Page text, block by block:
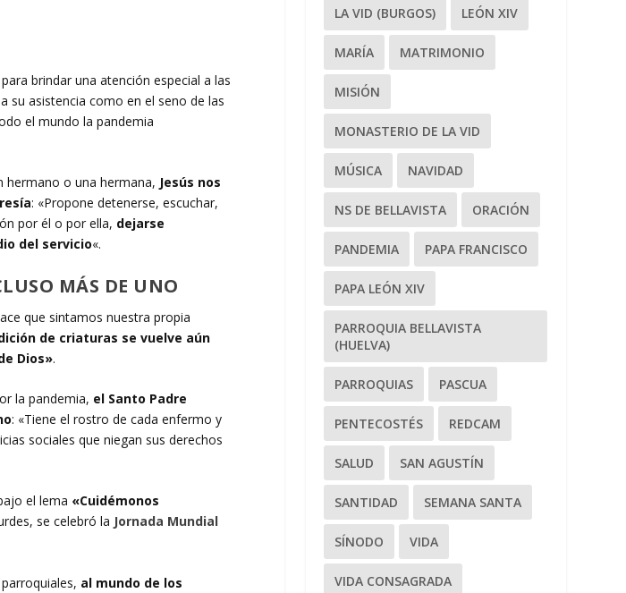
para brindar una atención especial a las
su asistencia como en el seno de las
el mundo la pandemia
hermano o una hermana, Jesús nos
: «Propone detenerse, escuchar,
por él o por ella, dejarse
del servicio«.
MÁS DE UNO
que sintamos nuestra propia
de criaturas se vuelve aún
Dios».
la pandemia, el Santo Padre
: «Tiene el rostro de cada enfermo y
sociales que niegan sus derechos
el lema «Cuidémonos
se celebró la Jornada Mundial
al mundo de los
LA VID (BURGOS) LEÓN XIV
MARÍA MATRIMONIO
MISIÓN
MONASTERIO DE LA VID
MÚSICA NAVIDAD
NS DE BELLAVISTA ORACIÓN
PANDEMIA PAPA FRANCISCO
PAPA LEÓN XIV
PARROQUIA BELLAVISTA
(HUELVA)
PARROQUIAS PASCUA
PENTECOSTÉS REDCAM
SALUD SAN AGUSTÍN
SANTIDAD SEMANA SANTA
SÍNODO VIDA
VIDA CONSAGRADA